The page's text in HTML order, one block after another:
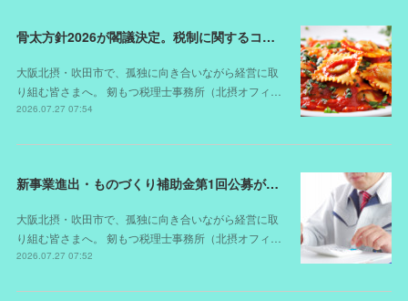
骨太方針2026が閣議決定。税制に関するコメントは？
大阪北摂・吹田市で、孤独に向き合いながら経営に取
り組む皆さまへ。 剱もつ税理士事務所（北摂オフィ…
2026.07.27 07:54
新事業進出・ものづくり補助金第1回公募が開始されました（スケジュールが変更されました）
大阪北摂・吹田市で、孤独に向き合いながら経営に取
り組む皆さまへ。 剱もつ税理士事務所（北摂オフィ…
2026.07.27 07:52